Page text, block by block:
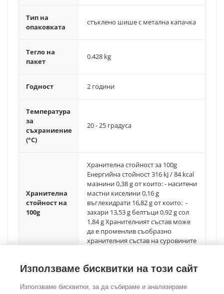
Тип на
опаковката
стъклено шише с метална капачка
Тегло на
пакет
0.428 kg
Годност 2 години
Температура
за
съхраниение
(°C)
20 - 25 градуса
Хранителна
стойност на
100g
Хранителна стойност за 100g
Енергийна стойност 316 kJ / 84 kcal
мазнини 0,38 g от които: - наситени
мастни киселини 0,16 g
въглехидрати 16,82 g от които: -
захари 13,53 g белтъци 0,92 g сол
1,84 g Хранителният състав може
да е променлив съобразно
хранителния състав на суровините
Използваме бисквитки на този сайт
Използваме бисквитки, за да събираме и анализираме